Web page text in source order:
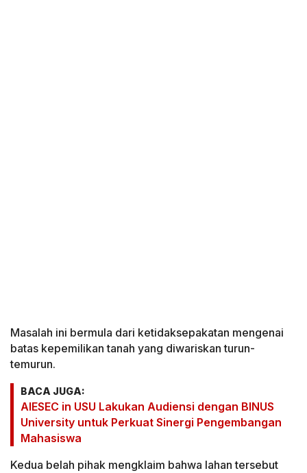
Masalah ini bermula dari ketidaksepakatan mengenai
batas kepemilikan tanah yang diwariskan turun-
temurun.
BACA JUGA:
AIESEC in USU Lakukan Audiensi dengan BINUS
University untuk Perkuat Sinergi Pengembangan
Mahasiswa
Kedua belah pihak mengklaim bahwa lahan tersebut